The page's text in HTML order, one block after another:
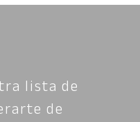
lista de
de